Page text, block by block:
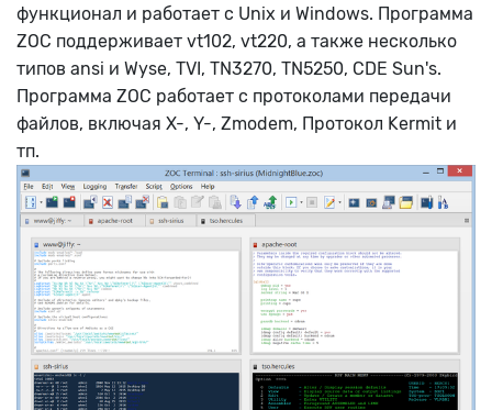
функционал и работает с Unix и Windows. Программа
ZOC поддерживает vt102, vt220, а также несколько
типов ansi и Wyse, TVI, TN3270, TN5250, CDE Sun's.
Программа ZOC работает с протоколами передачи
файлов, включая X-, Y-, Zmodem, Протокол Kermit и
тп.